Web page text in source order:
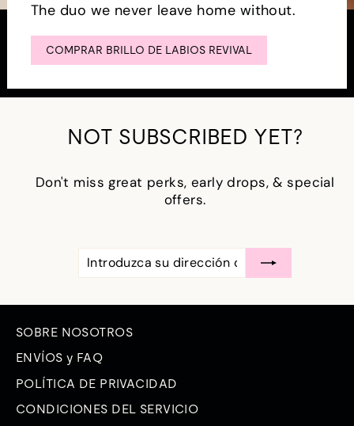
The duo we never leave home without.
COMPRAR BRILLO DE LABIOS REVIVAL
NOT SUBSCRIBED YET?
Don't miss great perks, early drops, & special
offers.
INTRODUZCA
SU
DIRECCIÓN
SUSCRÍBASE
A
SOBRE NOSOTROS
ENVÍOS y FAQ
POLÍTICA DE PRIVACIDAD
CONDICIONES DEL SERVICIO